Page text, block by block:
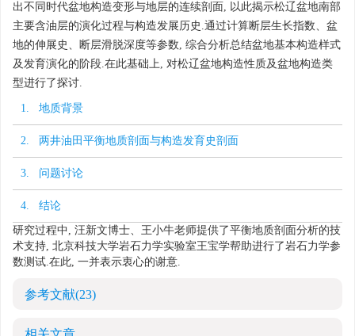
出不同时代盆地构造变形与地层的连续剖面, 以此揭示松辽盆地南部
主要含油层的演化过程与构造发展历史.通过计算断层生长指数、盆
地的伸展史、断层滑脱深度等参数, 综合分析总结盆地基本构造样式
及发育演化的阶段.在此基础上, 对松辽盆地构造性质及盆地构造类
型进行了探讨.
1. 地质背景
2. 两井油田平衡地质剖面与构造发育史剖面
3. 问题讨论
4. 结论
研究过程中, 汪新文博士、王小牛老师提供了平衡地质剖面分析的技
术支持, 北京科技大学岩石力学实验室王宝学帮助进行了岩石力学参
数测试.在此, 一并表示衷心的谢意.
参考文献(23)